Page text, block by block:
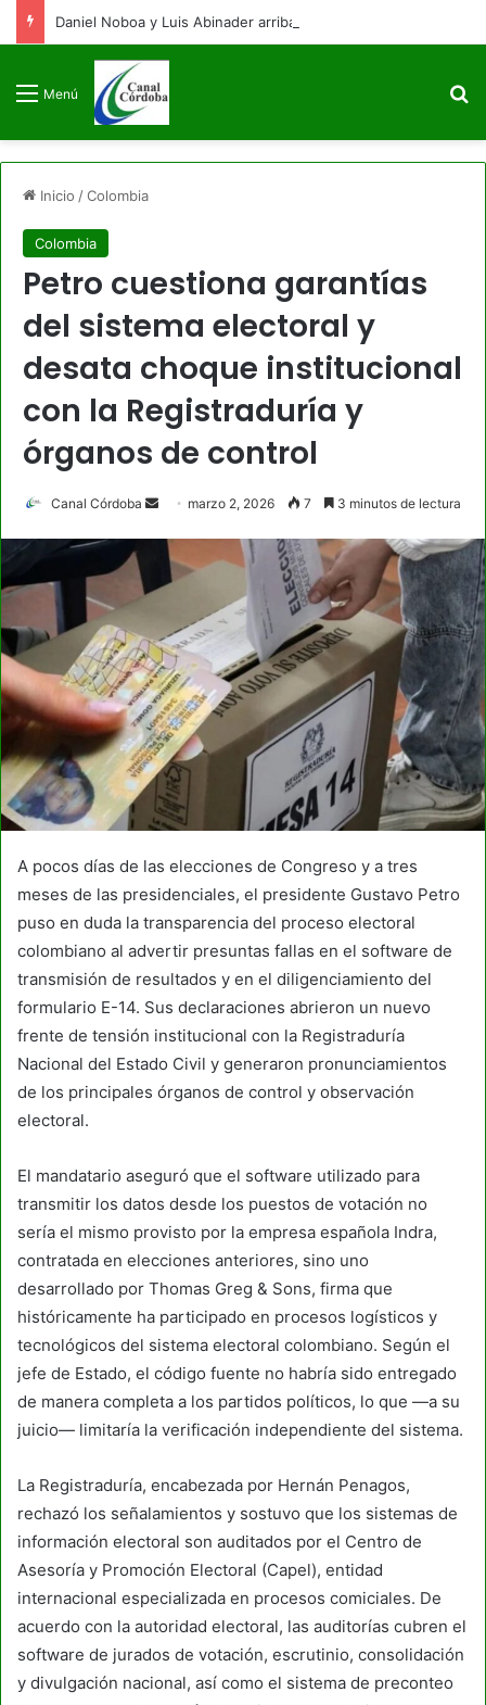
Menú
Inicio /Colombia
Colombia
Petro cuestiona garantías
del sistema electoral y
desata choque institucional
con la Registraduría y
órganos de control
Canal Córdoba
Send
email
marzo 2, 2026 7 3 minutos de lectura
A pocos días de las elecciones de Congreso y a tres
meses de las presidenciales, el presidente Gustavo Petro
puso en duda la transparencia del proceso electoral
colombiano al advertir presuntas fallas en el software de
transmisión de resultados y en el diligenciamiento del
formulario E-14. Sus declaraciones abrieron un nuevo
frente de tensión institucional con la Registraduría
Nacional del Estado Civil y generaron pronunciamientos
de los principales órganos de control y observación
electoral.
El mandatario aseguró que el software utilizado para
transmitir los datos desde los puestos de votación no
sería el mismo provisto por la empresa española Indra,
contratada en elecciones anteriores, sino uno
desarrollado por Thomas Greg & Sons, firma que
históricamente ha participado en procesos logísticos y
tecnológicos del sistema electoral colombiano. Según el
jefe de Estado, el código fuente no habría sido entregado
de manera completa a los partidos políticos, lo que —a su
juicio— limitaría la verificación independiente del sistema.
La Registraduría, encabezada por Hernán Penagos,
rechazó los señalamientos y sostuvo que los sistemas de
información electoral son auditados por el Centro de
Asesoría y Promoción Electoral (Capel), entidad
internacional especializada en procesos comiciales. De
acuerdo con la autoridad electoral, las auditorías cubren el
software de jurados de votación, escrutinio, consolidación
y divulgación nacional, así como el sistema de preconteo